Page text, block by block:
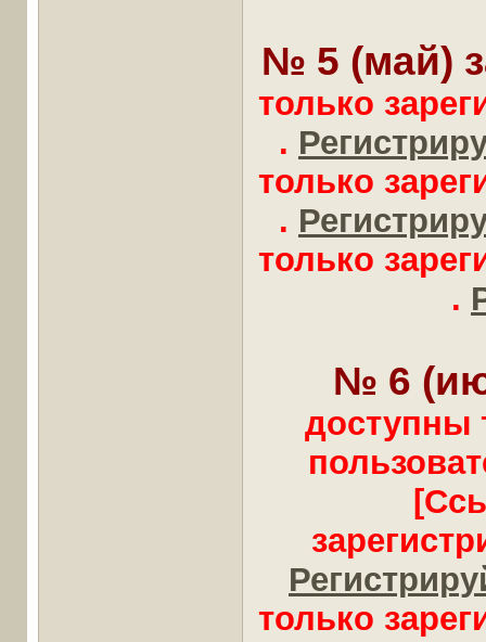
№ 5 (май)
только
.
только
.
только
.
№ 6
доступны
только